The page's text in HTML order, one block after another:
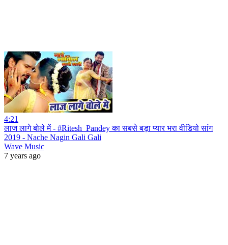
4:21
लाज लागे बोले में - #Ritesh_Pandey का सबसे बड़ा प्यार भरा वीडियो सांग
2019 - Nache Nagin Gali Gali
Wave Music
7 years ago